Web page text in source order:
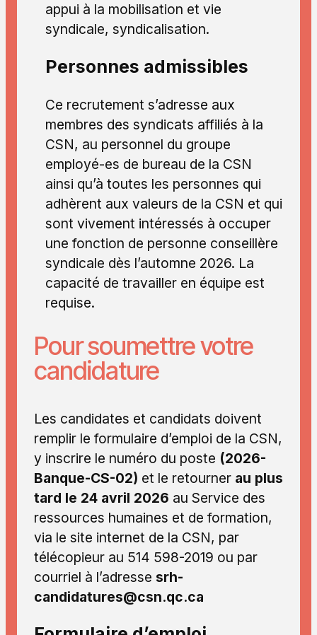
appui à la mobilisation et vie
syndicale, syndicalisation.
Personnes admissibles
Ce recrutement s’adresse aux
membres des syndicats affiliés à la
CSN, au personnel du groupe
employé-es de bureau de la CSN
ainsi qu’à toutes les personnes qui
adhèrent aux valeurs de la CSN et qui
sont vivement intéressés à occuper
une fonction de personne conseillère
syndicale dès l’automne 2026. La
capacité de travailler en équipe est
requise.
Pour soumettre votre
candidature
Les candidates et candidats doivent
remplir le formulaire d’emploi de la CSN,
y inscrire le numéro du poste (2026-
Banque-CS-02) et le retourner au plus
tard le 24 avril 2026 au Service des
ressources humaines et de formation,
via le site internet de la CSN, par
télécopieur au 514 598-2019 ou par
courriel à l’adresse srh-
candidatures@csn.qc.ca